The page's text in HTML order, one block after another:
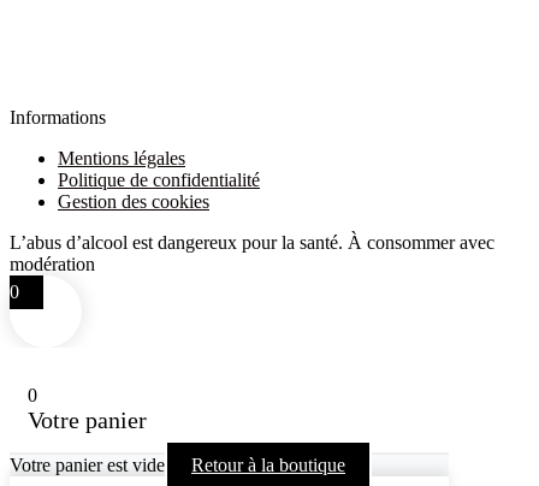
Informations
Mentions légales
Politique de confidentialité
Gestion des cookies
L’abus d’alcool est dangereux pour la santé. À consommer avec
modération
0
0
Votre panier
Votre panier est vide Retour à la boutique